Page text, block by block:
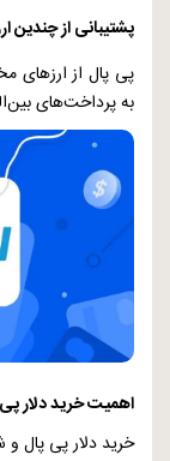
پشتیبانی از چندین
پی پال از ارزهای
به پرداخت‌های
اهمیت خرید دلار
خرید دلار پی پال